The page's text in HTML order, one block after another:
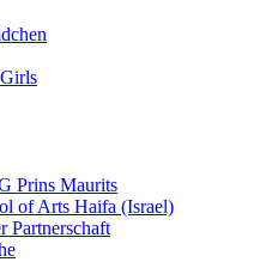
Prins Maurits
of Arts Haifa (Israel)
Partnerschaft